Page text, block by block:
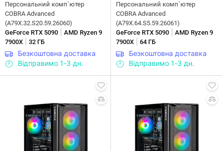
Персональний комп`ютер
COBRA Advanced
(A79X.32.S20.59.26060)
GeForce RTX 5090
AMD Ryzen 9
7900X
32 ГБ
Безкоштовна доставка
Відправимо 1-3 дн.
Персональний комп`ютер
COBRA Advanced
(A79X.64.S5.59.26061)
GeForce RTX 5090
AMD Ryzen 9
7900X
64 ГБ
Безкоштовна доставка
Відправимо 1-3 дн.